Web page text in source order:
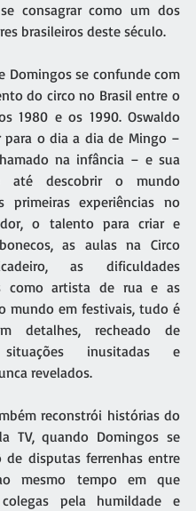
consagrar como um dos
brasileiros deste século.
Domingos se confunde com
do circo no Brasil entre o
1980 e os 1990. Oswaldo
o dia a dia de Mingo –
na infância – e sua
até descobrir o mundo
primeiras experiências no
o talento para criar e
as aulas na Circo
as dificuldades
como artista de rua e as
mundo em festivais, tudo é
detalhes, recheado de
inusitadas e
revelados.
reconstrói histórias do
TV, quando Domingos se
disputas ferrenhas entre
mesmo tempo em que
pela humildade e